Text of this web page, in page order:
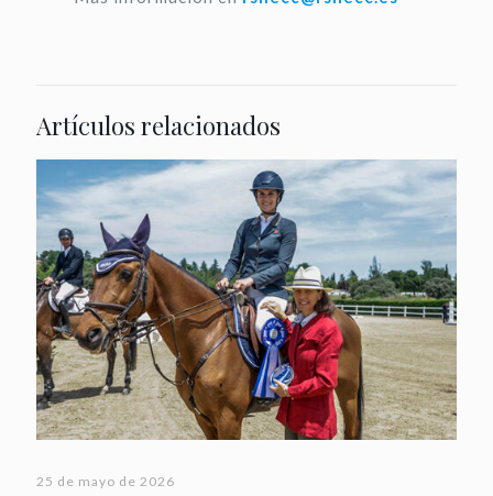
Artículos relacionados
25 de mayo de 2026